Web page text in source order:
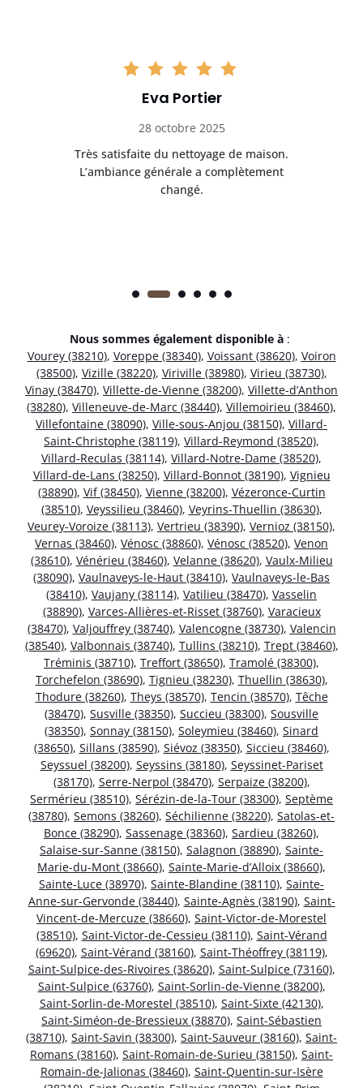
Eva Portier
28 octobre 2025
Très satisfaite du nettoyage de maison.
L’ambiance générale a complètement
changé.
Nous sommes également disponible à :
Vourey (38210), Voreppe (38340), Voissant (38620), Voiron
(38500), Vizille (38220), Viriville (38980), Virieu (38730),
Vinay (38470), Villette-de-Vienne (38200), Villette-d’Anthon
(38280), Villeneuve-de-Marc (38440), Villemoirieu (38460),
Villefontaine (38090), Ville-sous-Anjou (38150), Villard-
Saint-Christophe (38119), Villard-Reymond (38520),
Villard-Reculas (38114), Villard-Notre-Dame (38520),
Villard-de-Lans (38250), Villard-Bonnot (38190), Vignieu
(38890), Vif (38450), Vienne (38200), Vézeronce-Curtin
(38510), Veyssilieu (38460), Veyrins-Thuellin (38630),
Veurey-Voroize (38113), Vertrieu (38390), Vernioz (38150),
Vernas (38460), Vénosc (38860), Vénosc (38520), Venon
(38610), Vénérieu (38460), Velanne (38620), Vaulx-Milieu
(38090), Vaulnaveys-le-Haut (38410), Vaulnaveys-le-Bas
(38410), Vaujany (38114), Vatilieu (38470), Vasselin
(38890), Varces-Allières-et-Risset (38760), Varacieux
(38470), Valjouffrey (38740), Valencogne (38730), Valencin
(38540), Valbonnais (38740), Tullins (38210), Trept (38460),
Tréminis (38710), Treffort (38650), Tramolé (38300),
Torchefelon (38690), Tignieu (38230), Thuellin (38630),
Thodure (38260), Theys (38570), Tencin (38570), Têche
(38470), Susville (38350), Succieu (38300), Sousville
(38350), Sonnay (38150), Soleymieu (38460), Sinard
(38650), Sillans (38590), Siévoz (38350), Siccieu (38460),
Seyssuel (38200), Seyssins (38180), Seyssinet-Pariset
(38170), Serre-Nerpol (38470), Serpaize (38200),
Sermérieu (38510), Sérézin-de-la-Tour (38300), Septème
(38780), Semons (38260), Séchilienne (38220), Satolas-et-
Bonce (38290), Sassenage (38360), Sardieu (38260),
Salaise-sur-Sanne (38150), Salagnon (38890), Sainte-
Marie-du-Mont (38660), Sainte-Marie-d’Alloix (38660),
Sainte-Luce (38970), Sainte-Blandine (38110), Sainte-
Anne-sur-Gervonde (38440), Sainte-Agnès (38190), Saint-
Vincent-de-Mercuze (38660), Saint-Victor-de-Morestel
(38510), Saint-Victor-de-Cessieu (38110), Saint-Vérand
(69620), Saint-Vérand (38160), Saint-Théoffrey (38119),
Saint-Sulpice-des-Rivoires (38620), Saint-Sulpice (73160),
Saint-Sulpice (63760), Saint-Sorlin-de-Vienne (38200),
Saint-Sorlin-de-Morestel (38510), Saint-Sixte (42130),
Saint-Siméon-de-Bressieux (38870), Saint-Sébastien
(38710), Saint-Savin (38300), Saint-Sauveur (38160), Saint-
Romans (38160), Saint-Romain-de-Surieu (38150), Saint-
Romain-de-Jalionas (38460), Saint-Quentin-sur-Isère